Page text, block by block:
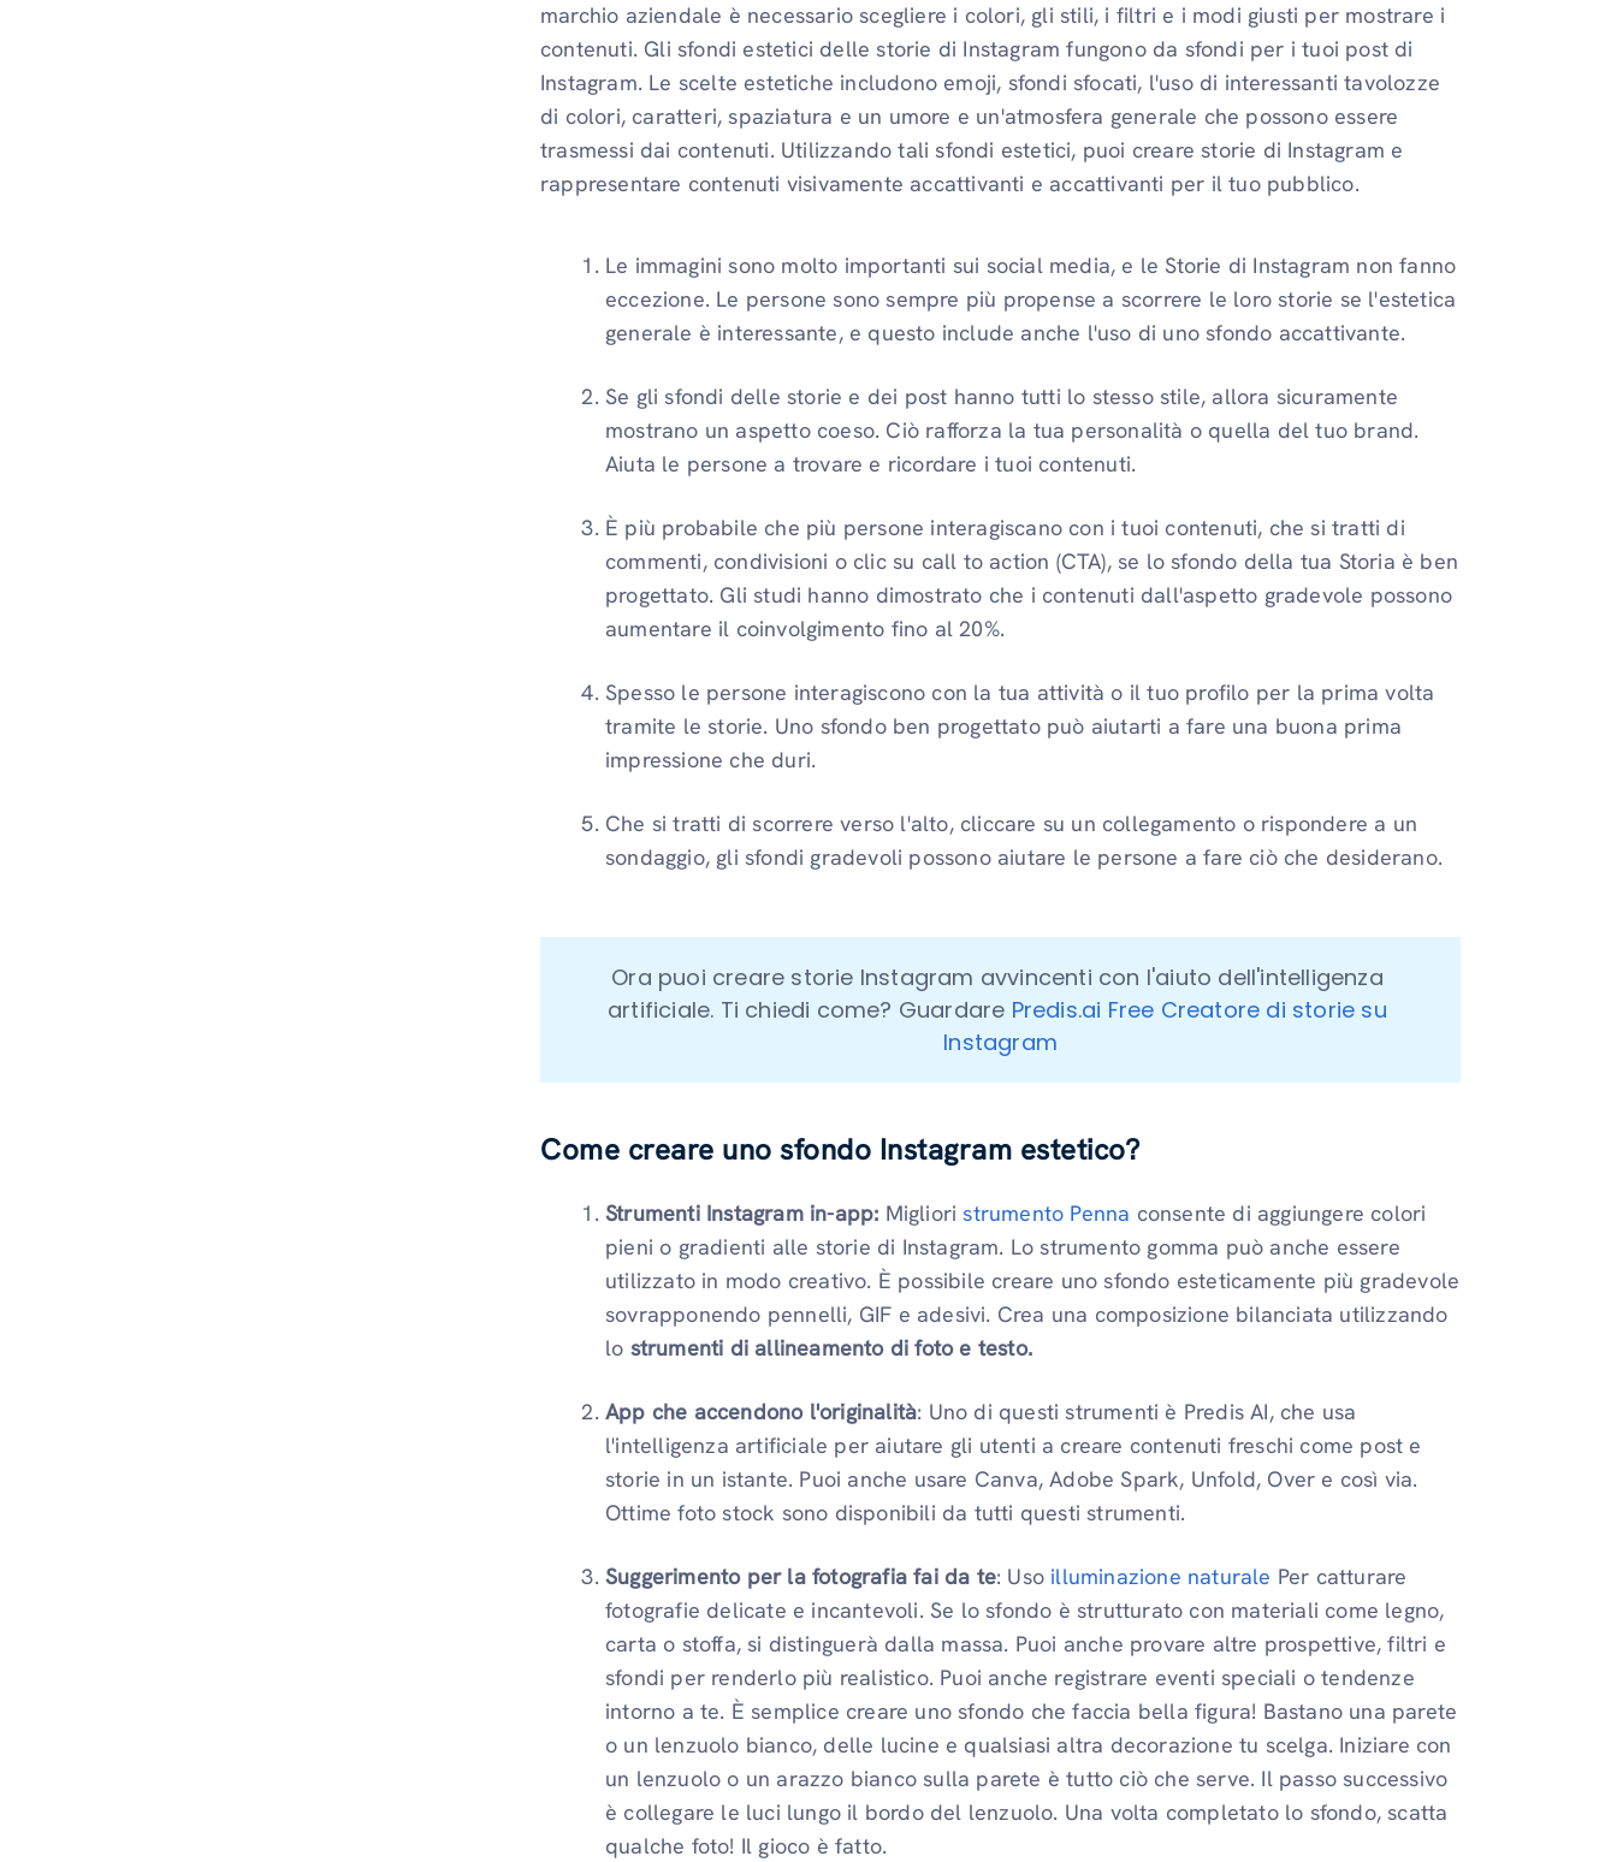
marchio aziendale è necessario scegliere i colori, gli stili, i filtri e i modi giusti per mostrare i
contenuti. Gli sfondi estetici delle storie di Instagram fungono da sfondi per i tuoi post di
Instagram. Le scelte estetiche includono emoji, sfondi sfocati, l'uso di interessanti tavolozze
di colori, caratteri, spaziatura e un umore e un'atmosfera generale che possono essere
trasmessi dai contenuti. Utilizzando tali sfondi estetici, puoi creare storie di Instagram e
rappresentare contenuti visivamente accattivanti e accattivanti per il tuo pubblico.
Le immagini sono molto importanti sui social media, e le Storie di Instagram non fanno
eccezione. Le persone sono sempre più propense a scorrere le loro storie se l'estetica
generale è interessante, e questo include anche l'uso di uno sfondo accattivante.
Se gli sfondi delle storie e dei post hanno tutti lo stesso stile, allora sicuramente
mostrano un aspetto coeso. Ciò rafforza la tua personalità o quella del tuo brand.
Aiuta le persone a trovare e ricordare i tuoi contenuti.
È più probabile che più persone interagiscano con i tuoi contenuti, che si tratti di
commenti, condivisioni o clic su call to action (CTA), se lo sfondo della tua Storia è ben
progettato. Gli studi hanno dimostrato che i contenuti dall'aspetto gradevole possono
aumentare il coinvolgimento fino al 20%.
Spesso le persone interagiscono con la tua attività o il tuo profilo per la prima volta
tramite le storie. Uno sfondo ben progettato può aiutarti a fare una buona prima
impressione che duri.
Che si tratti di scorrere verso l'alto, cliccare su un collegamento o rispondere a un
sondaggio, gli sfondi gradevoli possono aiutare le persone a fare ciò che desiderano.
Ora puoi creare storie Instagram avvincenti con l'aiuto dell'intelligenza
artificiale. Ti chiedi come? Guardare Predis.ai Free Creatore di storie su
Instagram
Come creare uno sfondo Instagram estetico?
Strumenti Instagram in-app: Miglioristrumento Penna consente di aggiungere colori
pieni o gradienti alle storie di Instagram. Lo strumento gomma può anche essere
utilizzato in modo creativo. È possibile creare uno sfondo esteticamente più gradevole
sovrapponendo pennelli, GIF e adesivi. Crea una composizione bilanciata utilizzando
lo strumenti di allineamento di foto e testo.
App che accendono l'originalità: Uno di questi strumenti è Predis AI, che usa
l'intelligenza artificiale per aiutare gli utenti a creare contenuti freschi come post e
storie in un istante. Puoi anche usare Canva, Adobe Spark, Unfold, Over e così via.
Ottime foto stock sono disponibili da tutti questi strumenti.
Suggerimento per la fotografia fai da te: Uso illuminazione naturale Per catturare
fotografie delicate e incantevoli. Se lo sfondo è strutturato con materiali come legno,
carta o stoffa, si distinguerà dalla massa. Puoi anche provare altre prospettive, filtri e
sfondi per renderlo più realistico. Puoi anche registrare eventi speciali o tendenze
intorno a te. È semplice creare uno sfondo che faccia bella figura! Bastano una parete
o un lenzuolo bianco, delle lucine e qualsiasi altra decorazione tu scelga. Iniziare con
un lenzuolo o un arazzo bianco sulla parete è tutto ciò che serve. Il passo successivo
è collegare le luci lungo il bordo del lenzuolo. Una volta completato lo sfondo, scatta
qualche foto! Il gioco è fatto.